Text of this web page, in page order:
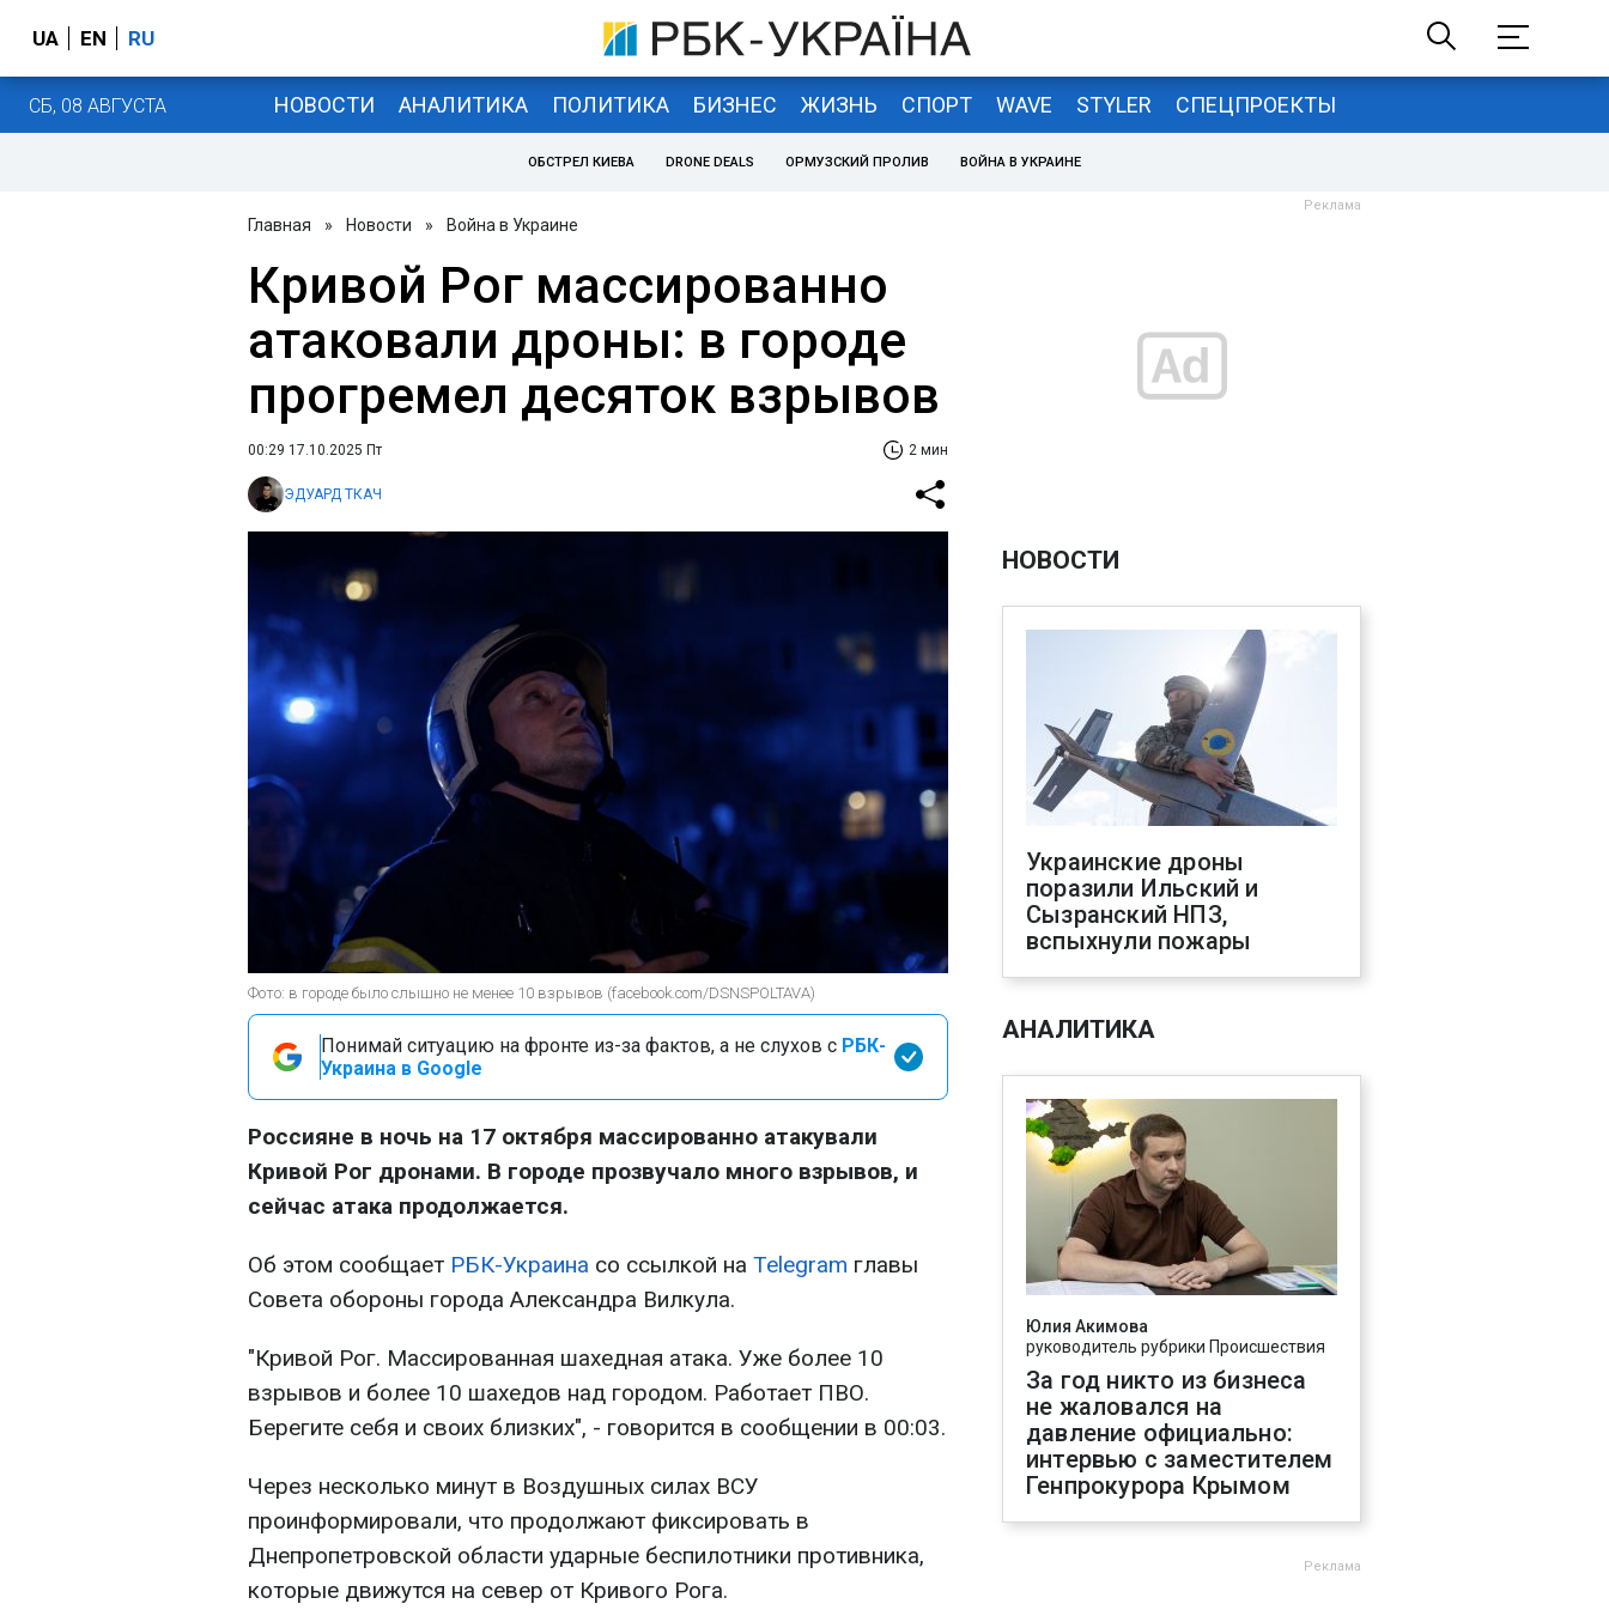
UA EN RU
СБ, 08 АВГУСТА НОВОСТИ АНАЛИТИКА ПОЛИТИКА БИЗНЕС ЖИЗНЬ СПОРТ WAVE STYLER СПЕЦПРОЕКТЫ
ОБСТРЕЛ КИЕВА DRONE DEALS ОРМУЗСКИЙ ПРОЛИВ ВОЙНА В УКРАИНЕ
Главная » Новости » Война в Украине
Кривой Рог массированно
атаковали дроны: в городе
прогремел десяток взрывов
00:29 17.10.2025 Пт 2 мин
ЭДУАРД ТКАЧ
Фото: в городе было слышно не менее 10 взрывов (facebook.com/DSNSPOLTAVA)
Понимай ситуацию на фронте из-за фактов, а не слухов с РБК-
Украина в Google
Россияне в ночь на 17 октября массированно атакували
Кривой Рог дронами. В городе прозвучало много взрывов, и
сейчас атака продолжается.
Об этом сообщает РБК-Украина со ссылкой на Telegram главы
Совета обороны города Александра Вилкула.
"Кривой Рог. Массированная шахедная атака. Уже более 10
взрывов и более 10 шахедов над городом. Работает ПВО.
Берегите себя и своих близких", - говорится в сообщении в 00:03.
Через несколько минут в Воздушных силах ВСУ
проинформировали, что продолжают фиксировать в
Днепропетровской области ударные беспилотники противника,
которые движутся на север от Кривого Рога.
НОВОСТИ
Украинские дроны
поразили Ильский и
Сызранский НПЗ,
вспыхнули пожары
АНАЛИТИКА
Юлия Акимова
руководитель рубрики Происшествия
За год никто из бизнеса
не жаловался на
давление официально:
интервью с заместителем
Генпрокурора Крымом